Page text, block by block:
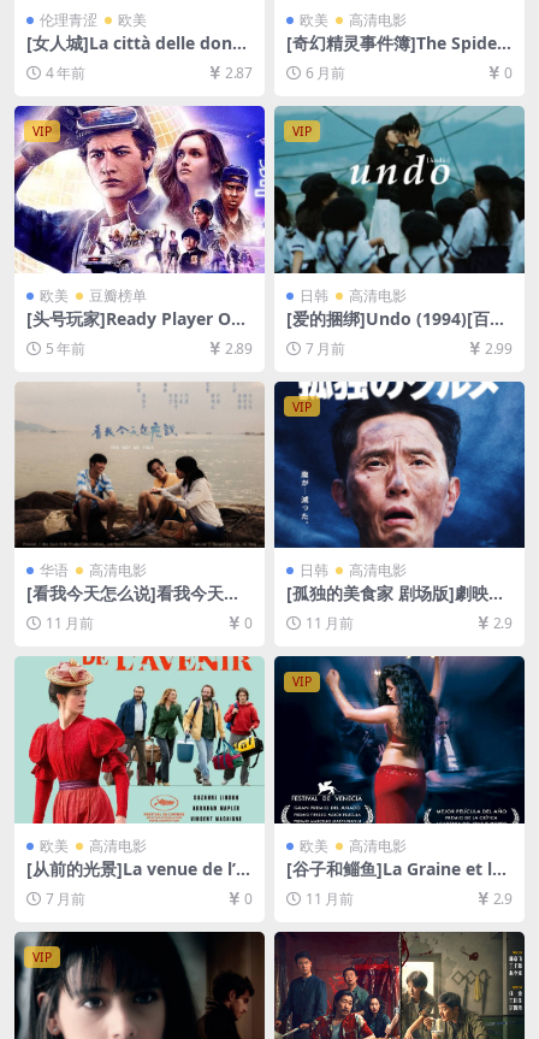
伦理青涩 欧美
[女人城]La città delle donne
(1980)[百度网盘+迅雷云盘资
源1080P超清未删减][MP4/8.
8GB][中文字幕]
4 年前 2.87
欧美 高清电影
[奇幻精灵事件簿]The Spider
wick Chronicles (2008)[百度
网盘+夸克网盘1080P超清未
删减资源][网盘在线播放/下
载][MP4/5.8GB][中英字幕]
6 月前 0
VIP
欧美 豆瓣榜单
[头号玩家]Ready Player One
(2018)[百度网盘+迅雷云盘资
源1080P超清未删减][MP4/8.
5 年前 2.89
VIP
日韩 高清电影
[爱的捆绑]Undo (1994)[百度
网盘+夸克网盘1080P超清未
删减资源][网盘在线播放/下
7 月前 2.99
华语 高清电影
[看我今天怎么说]看我今天怎
麼說 (2024)[百度网盘+夸克网
盘1080P超清未删减资源][网
盘在线播放/下载][MP4/4.4G
B][粤语中字]
11 月前 0
VIP
日韩 高清电影
[孤独的美食家 剧场版]劇映画
孤独のグルメ (2024)[百度网
盘+夸克网盘1080P超清未删
减资源][网盘在线播放/下载]
[MP4/6.6GB][中文字幕]
11 月前 2.9
欧美 高清电影
[从前的光景]La venue de l’a
venir (2025)[百度网盘+夸克
网盘1080P超清未删减资源]
[网盘在线播放/下载][MP4/9G
B][中文字幕]
7 月前 0
VIP
欧美 高清电影
[谷子和鲻鱼]La Graine et le
mulet (2007)[百度网盘+夸克
网盘1080P超清未删减资源]
[网盘在线播放/下载][MP4/9.
7GB][中英字幕]
11 月前 2.9
VIP